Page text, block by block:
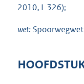
2010, L 326);
wet: